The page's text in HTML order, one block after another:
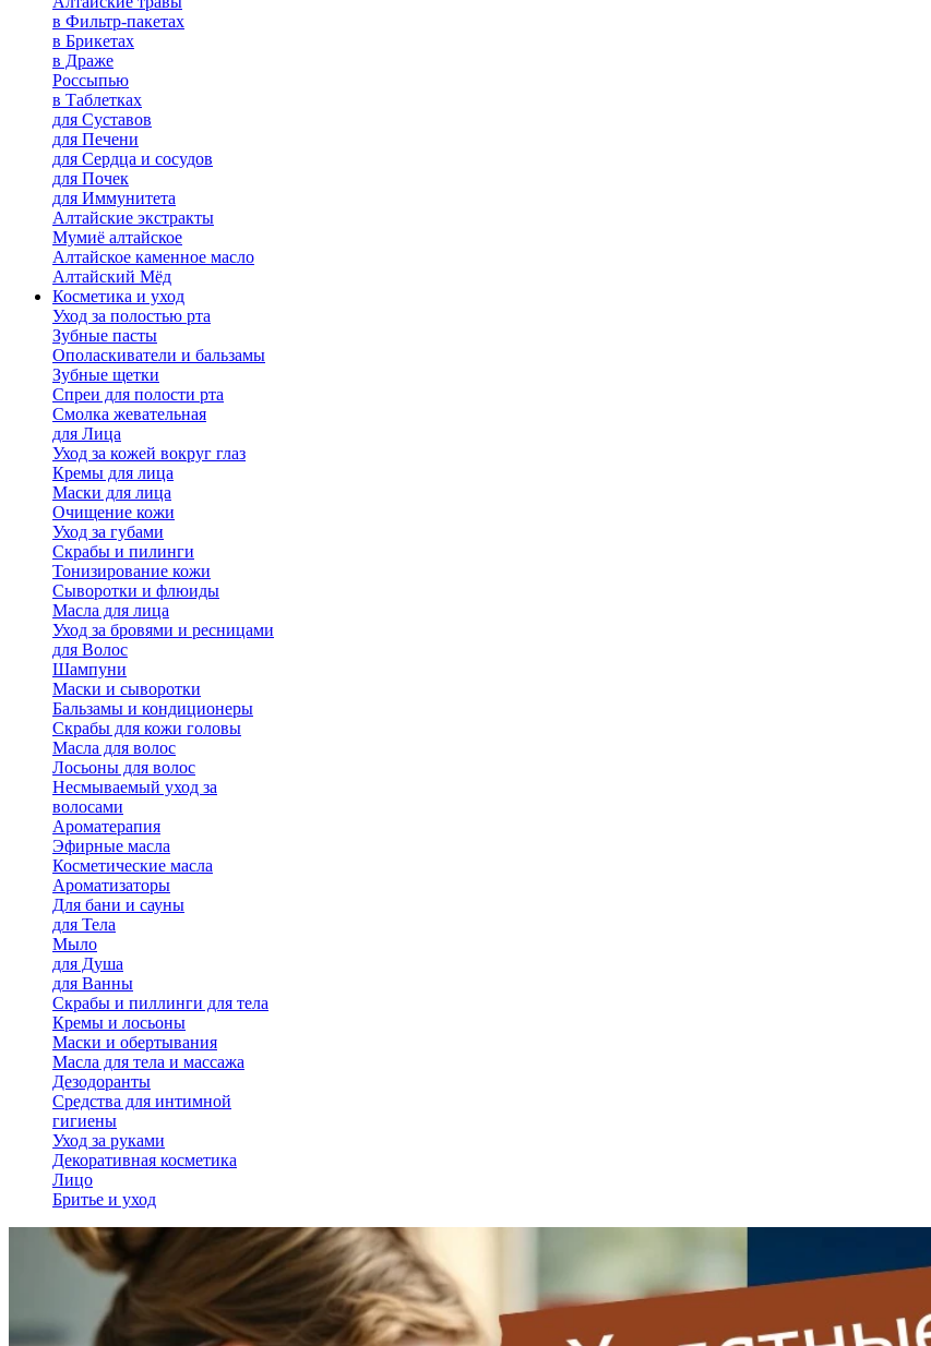
в Фильтр-пакетах
в Брикетах
в Драже
Россыпью
в Таблетках
для Cуставов
для Печени
для Сердца и сосудов
для Почек
для Иммунитета
Алтайские экстракты
Мумиё алтайское
Алтайское каменное масло
Алтайский Мёд
Косметика и уход
Уход за полостью рта
Зубные пасты
Ополаскиватели и бальзамы
Зубные щетки
Спреи для полости рта
Смолка жевательная
для Лица
Уход за кожей вокруг глаз
Кремы для лица
Маски для лица
Очищение кожи
Уход за губами
Скрабы и пилинги
Тонизирование кожи
Сыворотки и флюиды
Масла для лица
Уход за бровями и ресницами
для Волос
Шампуни
Маски и сыворотки
Бальзамы и кондиционеры
Скрабы для кожи головы
Масла для волос
Лосьоны для волос
Несмываемый уход за
волосами
Ароматерапия
Эфирные масла
Косметические масла
Ароматизаторы
Для бани и сауны
для Тела
Мыло
для Душа
для Ванны
Скрабы и пиллинги для тела
Кремы и лосьоны
Маски и обертывания
Масла для тела и массажа
Дезодоранты
Средства для интимной
гигиены
Уход за руками
Декоративная косметика
Лицо
Бритье и уход